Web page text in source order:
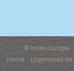
© Immo Europe
Home
Logements de